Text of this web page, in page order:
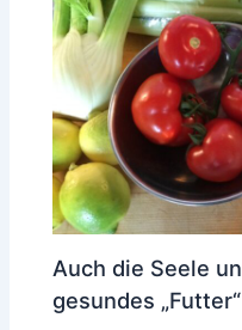
Auch die Seele
gesundes „Futter“